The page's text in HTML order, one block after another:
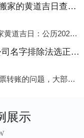
齐齐哈尔2022年6月份搬家的黄道吉日查询大全一览表哪天适合搬家好日子
齐齐哈尔2022年6月份搬家黄道吉日：公历2022年6月1日 农历五月初三 星期三 冲兔(己卯)公历2022年6月4日 农历五月初六 星期六 冲马(壬午)公历2022年6月8日 农历五月初十 星期三 冲狗(丙
齐齐哈尔从广州搬家公司名字排除法选正规公司
齐齐哈尔如今因为搬家发票转账的问题，大部分搬家公司都已经注册了营业执照，早5年前基本上所谓的搬家公司都是无注册状态也就是无照营业，由于企业注册量大增所以各种企业信息展示平台如雨后春笋般遍地开花，如：天眼查，企
展示